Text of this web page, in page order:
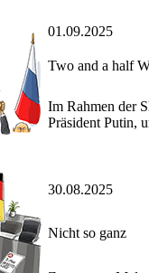
01.09.2025
Two and a half
Im Rahmen der
Präsident Putin,
30.08.2025
Nicht so ganz